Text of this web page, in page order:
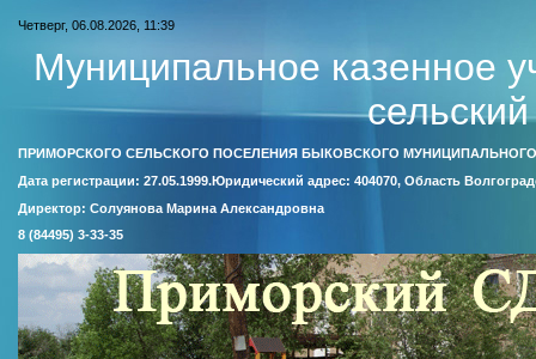
Четверг, 06.08.2026, 11:39
Муниципальное казенное
ПРИМОРСКОГО СЕЛЬСКОГО ПОСЕЛЕНИЯ БЫКОВСКОГО
Дата регистрации: 27.05.1999.Юридический адрес: 404070, Область
Директор: Солуянова Марина Александровна
8 (84495) 3-33-35